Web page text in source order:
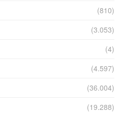
(810)
(3.053)
(4)
(4.597)
(36.004)
(19.288)